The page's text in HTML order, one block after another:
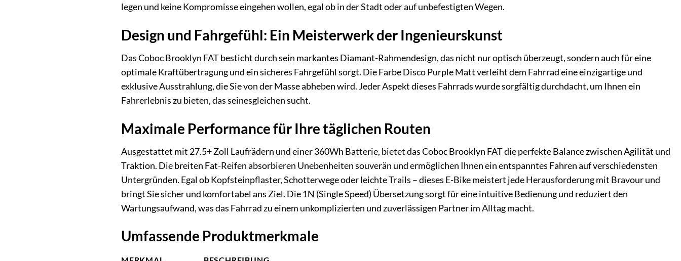
legen und keine Kompromisse eingehen wollen, egal ob in der Stadt oder auf unbefestigten Wegen.
Design und Fahrgefühl: Ein Meisterwerk der Ingenieurskunst
Das Coboc Brooklyn FAT besticht durch sein markantes Diamant-Rahmendesign, das nicht nur optisch überzeugt, sondern auch für eine
optimale Kraftübertragung und ein sicheres Fahrgefühl sorgt. Die Farbe Disco Purple Matt verleiht dem Fahrrad eine einzigartige und
exklusive Ausstrahlung, die Sie von der Masse abheben wird. Jeder Aspekt dieses Fahrrads wurde sorgfältig durchdacht, um Ihnen ein
Fahrerlebnis zu bieten, das seinesgleichen sucht.
Maximale Performance für Ihre täglichen Routen
Ausgestattet mit 27.5+ Zoll Laufrädern und einer 360Wh Batterie, bietet das Coboc Brooklyn FAT die perfekte Balance zwischen Agilität und
Traktion. Die breiten Fat-Reifen absorbieren Unebenheiten souverän und ermöglichen Ihnen ein entspanntes Fahren auf verschiedensten
Untergründen. Egal ob Kopfsteinpflaster, Schotterwege oder leichte Trails – dieses E-Bike meistert jede Herausforderung mit Bravour und
bringt Sie sicher und komfortabel ans Ziel. Die 1N (Single Speed) Übersetzung sorgt für eine intuitive Bedienung und reduziert den
Wartungsaufwand, was das Fahrrad zu einem unkomplizierten und zuverlässigen Partner im Alltag macht.
Umfassende Produktmerkmale